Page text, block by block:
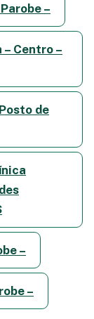
–
– Centro –
de
–
–